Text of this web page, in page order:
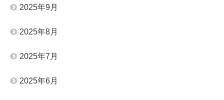
2025年9月
2025年8月
2025年7月
2025年6月